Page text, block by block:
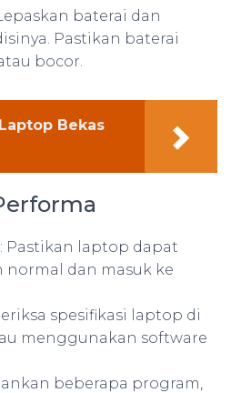
baterai dan
Pastikan baterai
bocor.
Bekas
Pastikan laptop dapat
normal dan masuk ke
spesifikasi laptop di
menggunakan software
beberapa program,